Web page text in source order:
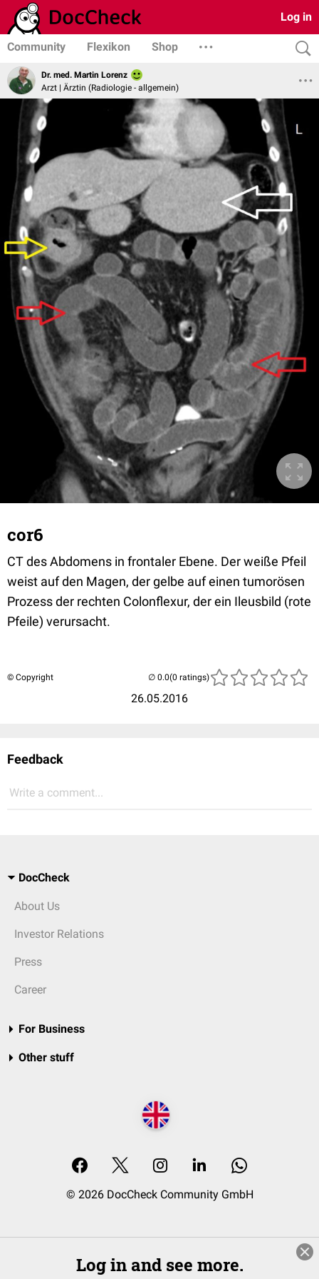
Log in
Community Flexikon Shop
Dr. med. Martin Lorenz
Arzt | Ärztin (Radiologie - allgemein)
cor6
CT des Abdomens in frontaler Ebene. Der weiße Pfeil
weist auf den Magen, der gelbe auf einen tumorösen
Prozess der rechten Colonflexur, der ein Ileusbild (rote
Pfeile) verursacht.
© Copyright
26.05.2016
(0 ratings)
Feedback
Write a comment...
DocCheck
About Us
Investor Relations
Press
Career
For Business
Other stuff
© 2026 DocCheck Community GmbH
Log in and see more.